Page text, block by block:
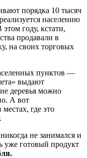
порядка 10 тысяч
населению
году, кстати,
продавали в
на своих торговых
пунктов —
выдают
деревья можно
А вот
где это
не занимался и
уже готовый продукт